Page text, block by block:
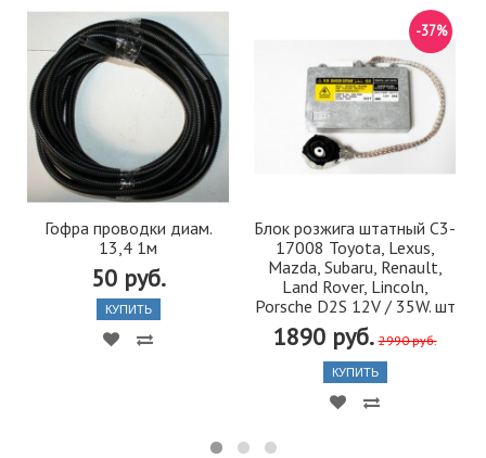
Гофра проводки диам.
13,4 1м
50 руб.
КУПИТЬ
Блок розжига штатный C3-
17008 Toyota, Lexus,
Mazda, Subaru, Renault,
Land Rover, Lincoln,
Porsche D2S 12V / 35W. шт
1890 руб. 2990 руб.
-37%
КУПИТЬ